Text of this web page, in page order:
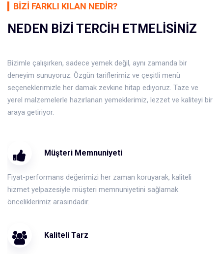
BIZI FARKLI KILAN NEDIR?
NEDEN BIZI TERCIH ETMELISINIZ
Bizimle çalışırken, sadece yemek değil, aynı zamanda bir
deneyim sunuyoruz. Özgün tariflerimiz ve çeşitli menü
seçeneklerimizle her damak zevkine hitap ediyoruz. Taze ve
yerel malzemelerle hazırlanan yemeklerimiz, lezzet ve kaliteyi bir
araya getiriyor.
Müşteri Memnuniyeti
Fiyat-performans değerimizi her zaman koruyarak, kaliteli
hizmet yelpazesiyle müşteri memnuniyetini sağlamak
önceliklerimiz arasındadır.
Kaliteli Tarz